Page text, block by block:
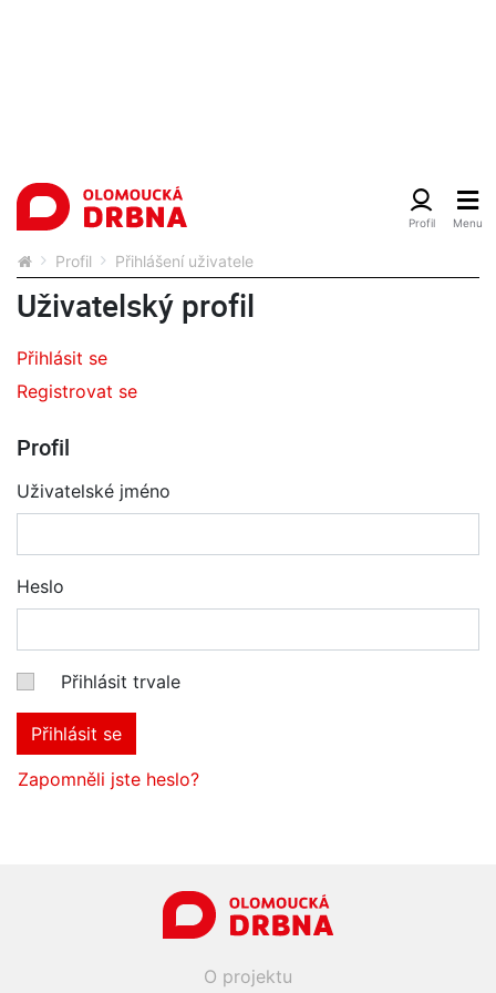
Profil Přihlášení uživatele
Uživatelský profil
Přihlásit se
Registrovat se
Profil
Uživatelské jméno
Heslo
Přihlásit trvale
Přihlásit se
Zapomněli jste heslo?
O projektu